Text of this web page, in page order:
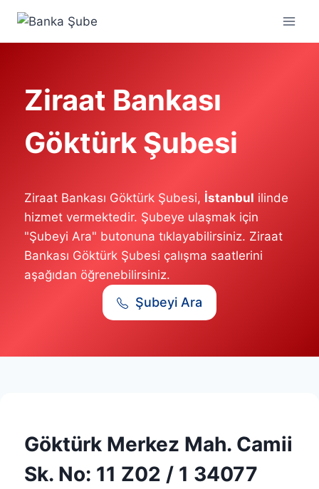
Skip
content
Ziraat Bankası
Göktürk Şubesi
Ziraat Bankası Göktürk Şubesi, İstanbul ilinde
hizmet vermektedir. Şubeye ulaşmak için
"Şubeyi Ara" butonuna tıklayabilirsiniz. Ziraat
Bankası Göktürk Şubesi çalışma saatlerini
aşağıdan öğrenebilirsiniz.
Şubeyi Ara
Göktürk Merkez Mah. Camii
Sk. No: 11 Z02 / 1 34077